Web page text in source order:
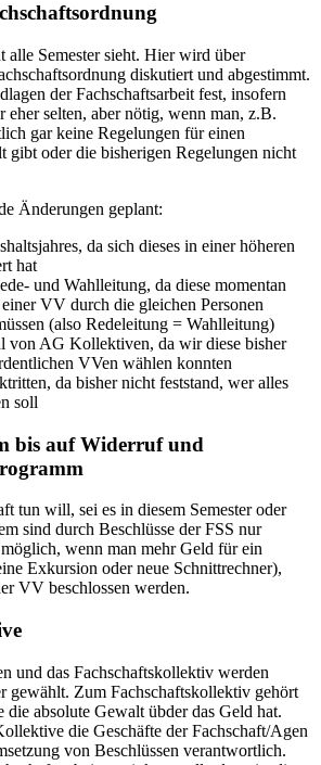
alle Semester sieht. Hier wird über
diskutiert und abgestimmt.
der Fachschaftsarbeit fest, insofern
eher selten, aber nötig, wenn man, z.B.
gar keine Regelungen für einen
gibt oder die bisherigen Regelungen nicht
Änderungen geplant:
da sich dieses in einer höheren
hat
und Wahlleitung, da diese momentan
VV durch die gleichen Personen
(also Redeleitung = Wahlleitung)
von AG Kollektiven, da wir diese bisher
VVen wählen konnten
da bisher nicht feststand, wer alles
soll
bis auf Widerruf und
tun will, sei es in diesem Semester oder
sind durch Beschlüsse der FSS nur
wenn man mehr Geld für ein
Exkursion oder neue Schnittrechner),
VV beschlossen werden.
und das Fachschaftskollektiv werden
gewählt. Zum Fachschaftskollektiv gehört
die absolute Gewalt übder das Geld hat.
die Geschäfte der Fachschaft/Agen
von Beschlüssen verantwortlich.